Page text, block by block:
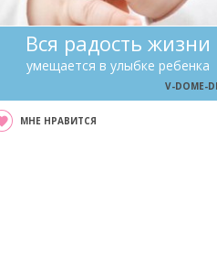
Вся радость жизни
умещается в улыбке ребенка
V-DOME-
МНЕ НРАВИТСЯ